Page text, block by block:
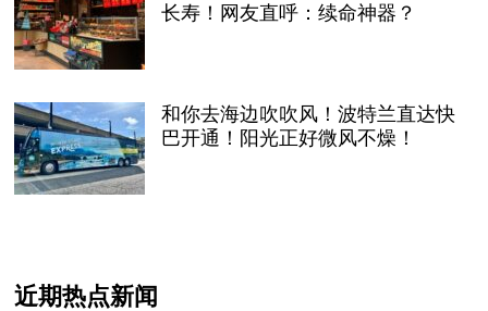
长寿！网友直呼：续命神器？
和你去海边吹吹风！波特兰直达快
巴开通！阳光正好微风不燥！
近期热点新闻